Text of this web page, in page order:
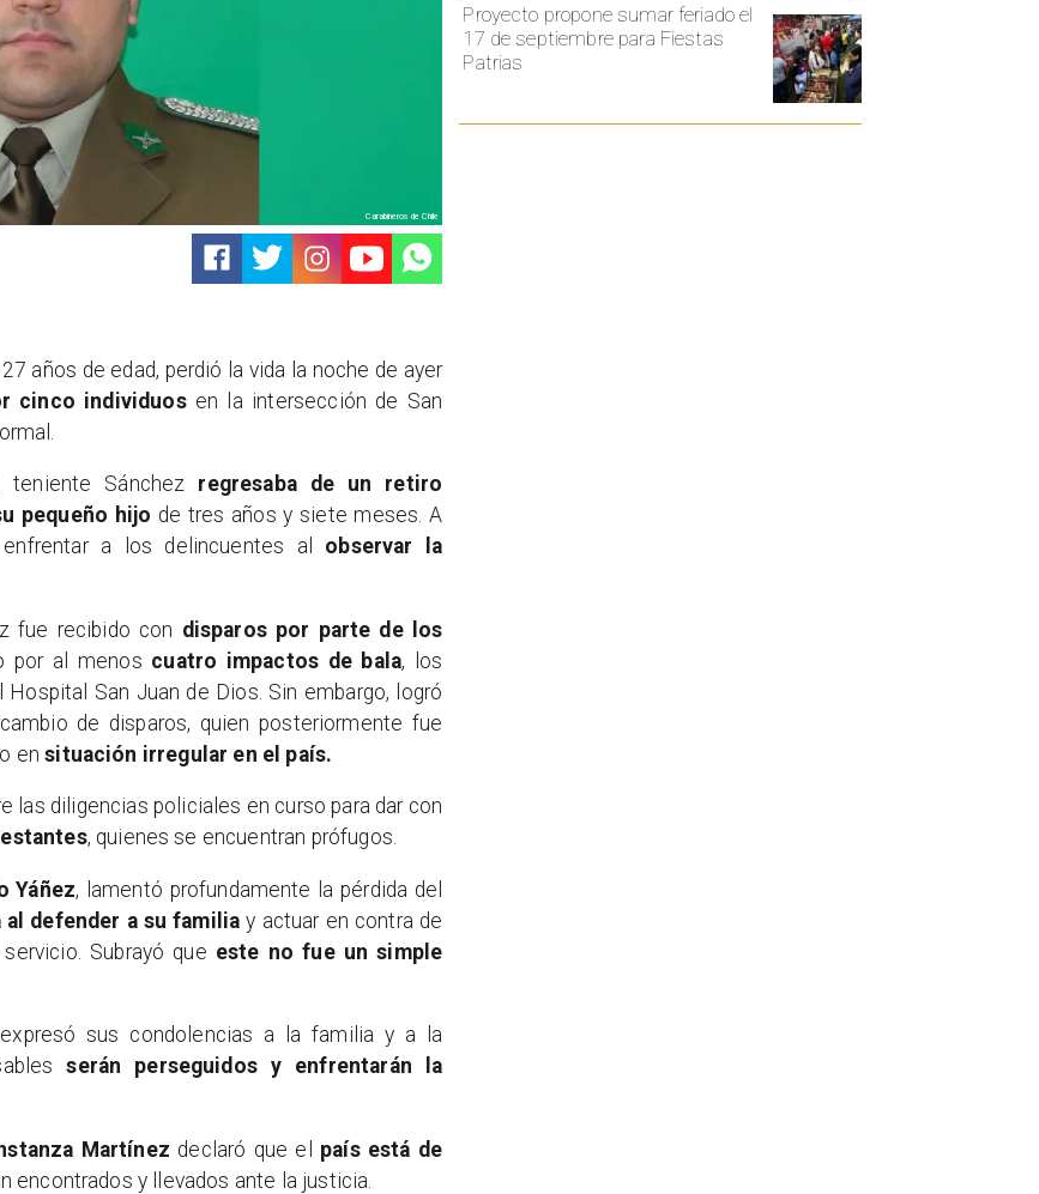
Carabineros de Chile
Proyecto propone sumar feriado el
17 de septiembre para Fiestas
Patrias
27 años de edad, perdió la vida la noche de ayer
cinco individuosen la intersección de San
Sánchez regresaba de un retiro
pequeño hijo de tres años y siete meses. A
a los delincuentes al observar la
fue recibido con disparos por parte de los
por al menos cuatro impactos de bala, los
San Juan de Dios. Sin embargo, logró
de disparos, quien posteriormente fue
ensituación irregular en el país.
las diligencias policiales en curso para dar con
, quienes se encuentran prófugos.
Yáñez, lamentó profundamente la pérdida del
al defender a su familia y actuar en contra de
Subrayó que este no fue un simple
sus condolencias a la familia y a la
serán perseguidos y enfrentarán la
Martínez declaró que el país está de
encontrados y llevados ante la justicia.